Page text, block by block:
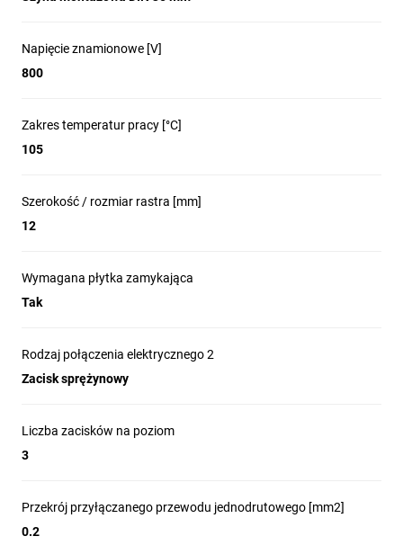
Napięcie znamionowe [V]
800
Zakres temperatur pracy [°C]
105
Szerokość / rozmiar rastra [mm]
12
Wymagana płytka zamykająca
Tak
Rodzaj połączenia elektrycznego 2
Zacisk sprężynowy
Liczba zacisków na poziom
3
Przekrój przyłączanego przewodu jednodrutowego [mm2]
0.2